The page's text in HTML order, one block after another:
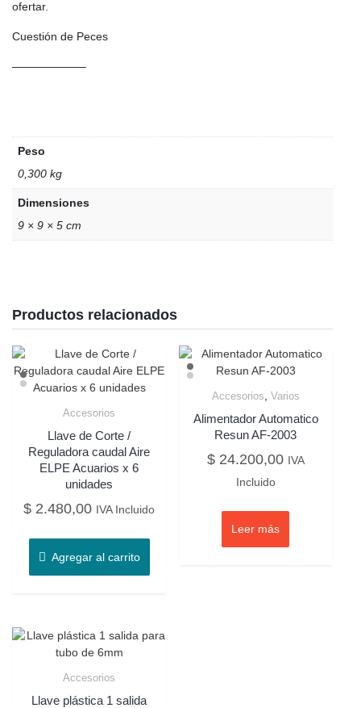
ofertar.
Cuestión de Peces
——————–
Peso
0,300 kg
Dimensiones
9 × 9 × 5 cm
Productos relacionados
Accesorios
Llave de Corte /
Reguladora caudal Aire
ELPE Acuarios x 6
unidades
$ 2.480,00 IVA Incluido
Agregar al carrito
Accesorios, Varios
Alimentador Automatico
Resun AF-2003
$24.200,00 IVA
Incluido
Leer más
Accesorios
Llave plástica 1 salida